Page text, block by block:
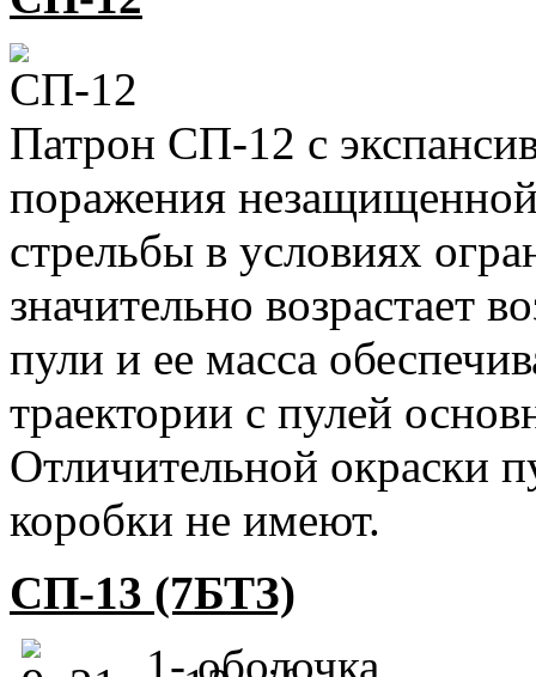
Патрон СП-12 с
поражения
стрельбы в условиях
значительно возрастает
пули и ее масса
траектории с пулей
Отличительной окраски
коробки не имеют.
СП-13 (7БТЗ)
1- оболочка